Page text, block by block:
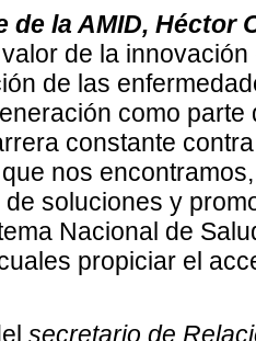
de la AMID, Héctor
de la
de las
como
constante
nos
soluciones y
Nacional de
propiciar el
secretario de